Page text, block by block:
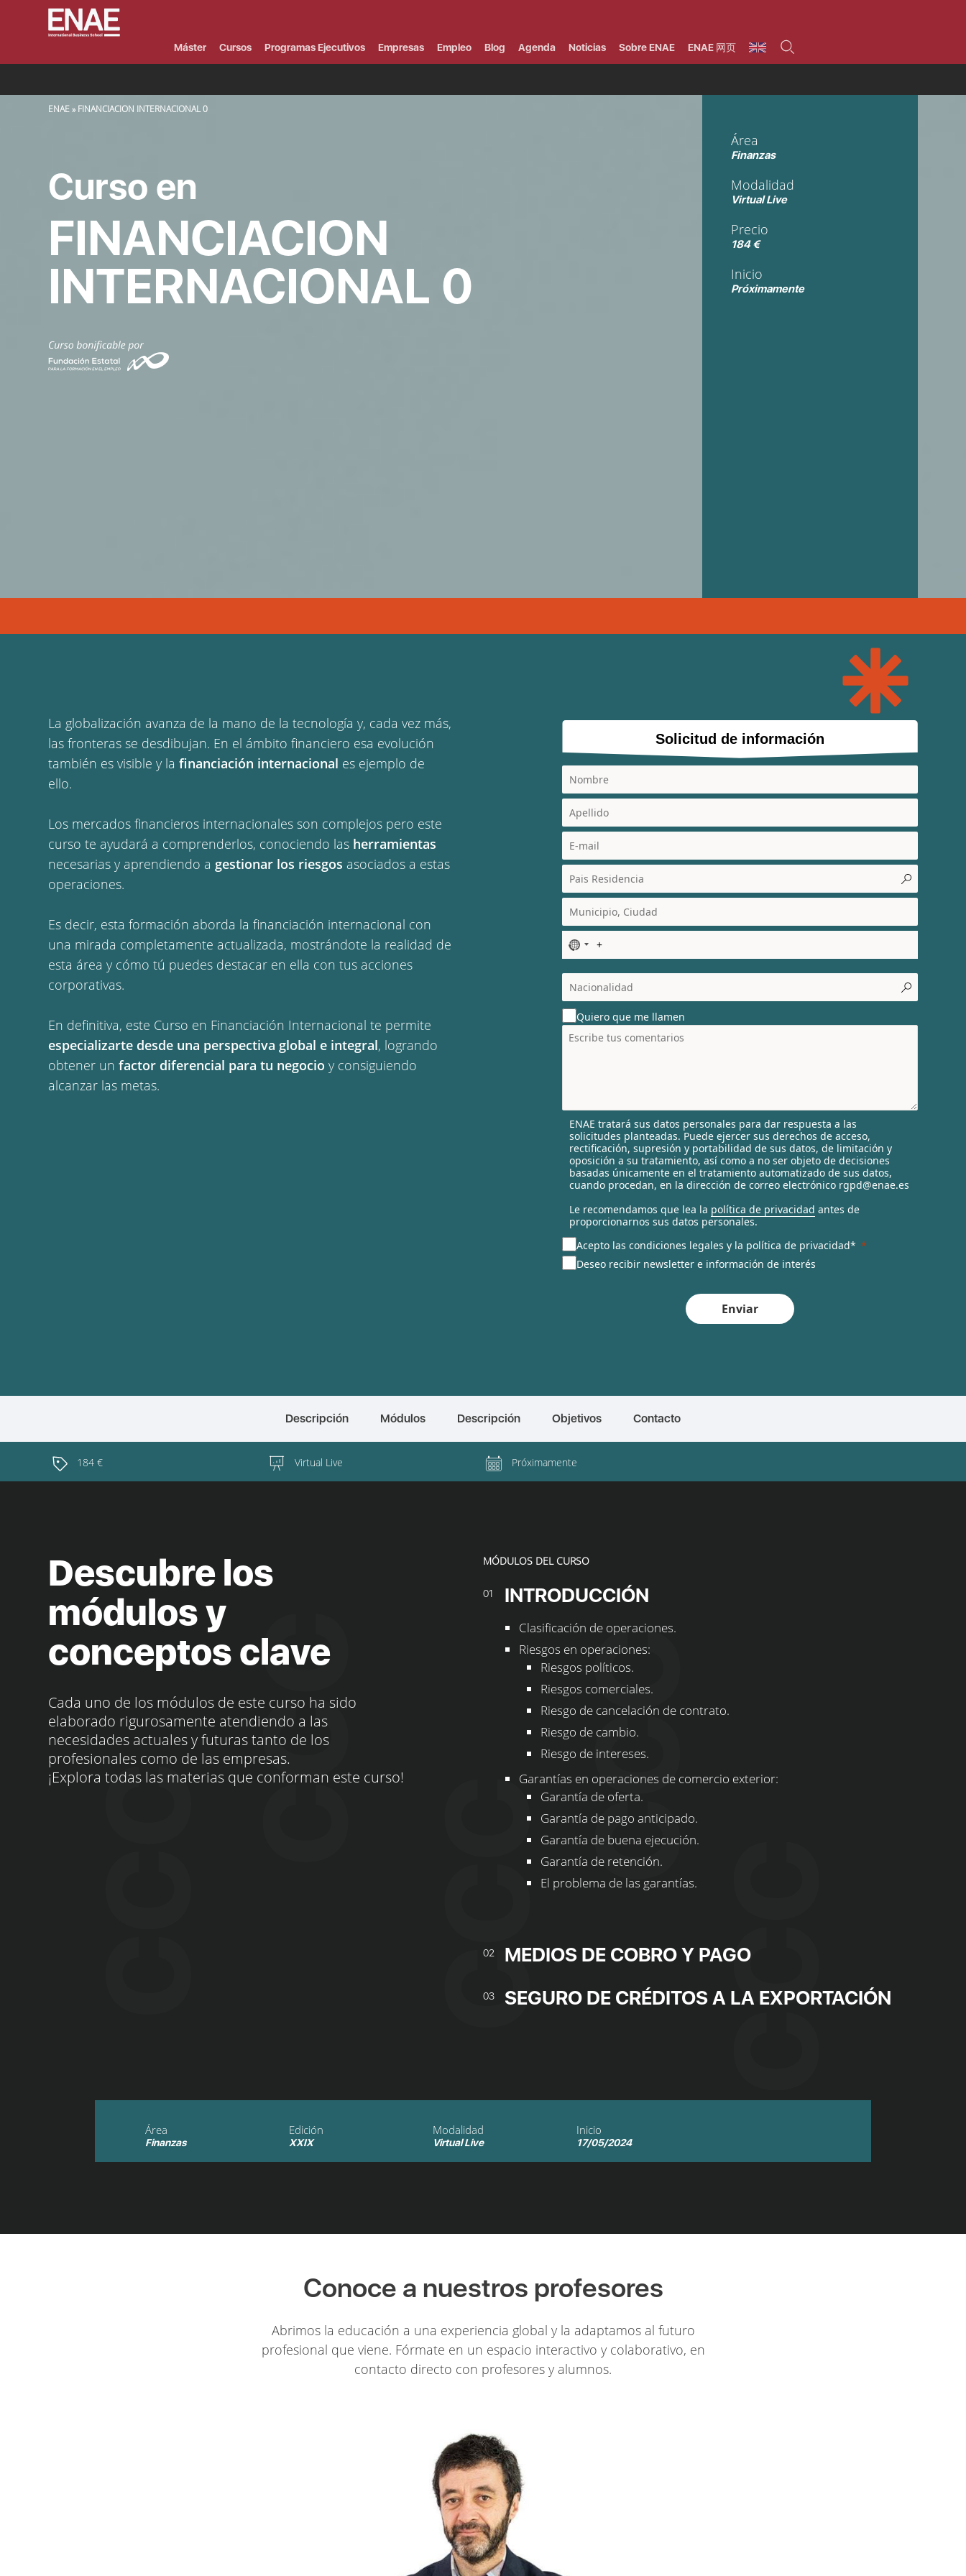
Menú
Superior
(Header)
Bolsa de empleoMáster
Tecnología / Digital /
Comercial / Marketing/
Ventas
Administración de
empresas
Operaciones
Máster Cursos Programas Ejecutivos Empresas Empleo Blog Agenda Noticias Sobre ENAE ENAE 网页
SOBRESCRIBIR ENLACES DE AYUDA A LA NAVEGACIÓN
ENAE FINANCIACION INTERNACIONAL 0
Curso en
FINANCIACION
INTERNACIONAL 0
Área
Finanzas
Modalidad
Virtual Live
Precio
184 €
Inicio
Próximamente
La globalización avanza de la mano de la tecnología y, cada vez más,
las fronteras se desdibujan. En el ámbito financiero esa evolución
también es visible y lafinanciación internacional es ejemplo de
ello.
Los mercados financieros internacionales son complejos pero este
curso te ayudará a comprenderlos, conociendo las herramientas
necesarias y aprendiendo a gestionar los riesgos asociados a estas
operaciones.
Es decir, esta formación aborda la financiación internacional con
una mirada completamente actualizada, mostrándote la realidad de
esta área y cómo tú puedes destacar en ella con tus acciones
corporativas.
En definitiva, este Curso en Financiación Internacional te permite
especializarte desde una perspectiva global e integral, logrando
obtener unfactor diferencial para tu negocio y consiguiendo
alcanzar las metas.
Solicitud de información
N
o
c
o
u
n
t
l
e
c
t
e
d
Quiero que me llamen
ENAE tratará sus datos personales para dar respuesta a las
solicitudes planteadas. Puede ejercer sus derechos de acceso,
rectificación, supresión y portabilidad de sus datos, de limitación y
oposición a su tratamiento, así como a no ser objeto de decisiones
basadas únicamente en el tratamiento automatizado de sus datos,
cuando procedan, en la dirección de correo electrónico rgpd@enae.es
Le recomendamos que lea la política de privacidad antes de
proporcionarnos sus datos personales.
Acepto las condiciones legales y la política de privacidad*
Deseo recibir newsletter e información de interés
Enviar
Descripción Módulos Descripción Objetivos Contacto
184 € Virtual Live Próximamente
Descubre los
módulos y
conceptos clave
Cada uno de los módulos de este curso ha sido
elaborado rigurosamente atendiendo a las
necesidades actuales y futuras tanto de los
profesionales como de las empresas.
¡Explora todas las materias que conforman este curso!
MÓDULOS DEL CURSO
01 INTRODUCCIÓN
Clasificación de operaciones.
Riesgos en operaciones:
Riesgos políticos.
Riesgos comerciales.
Riesgo de cancelación de contrato.
Riesgo de cambio.
Riesgo de intereses.
Garantías en operaciones de comercio exterior:
Garantía de oferta.
Garantía de pago anticipado.
Garantía de buena ejecución.
Garantía de retención.
El problema de las garantías.
02 MEDIOS DE COBRO Y PAGO
03 SEGURO DE CRÉDITOS A LA EXPORTACIÓN
Área
Finanzas
Edición
XXIX
Modalidad
Virtual Live
Inicio
17/05/2024
Conoce a nuestros profesores
Abrimos la educación a una experiencia global y la adaptamos al futuro
profesional que viene. Fórmate en un espacio interactivo y colaborativo, en
contacto directo con profesores y alumnos.